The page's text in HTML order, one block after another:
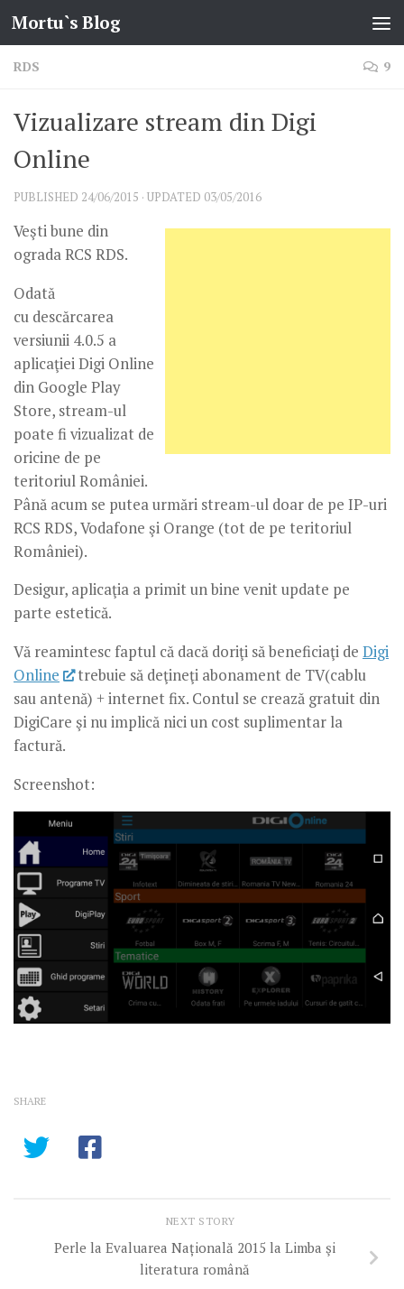
Skip to content
Mortu`s Blog
RDS 9
Vizualizare stream din Digi
Online
PUBLISHED 24/06/2015 · UPDATED 03/05/2016
Veşti bune din
ograda RCS RDS.
Odată
cu descărcarea
versiunii 4.0.5 a
aplicaţiei Digi Online
din Google Play
Store, stream-ul
poate fi vizualizat de
oricine de pe
teritoriul României.
Până acum se putea urmări stream-ul doar de pe IP-uri
RCS RDS, Vodafone şi Orange (tot de pe teritoriul
României).
Desigur, aplicaţia a primit un bine venit update pe
parte estetică.
Vă reamintesc faptul că dacă doriţi să beneficiaţi de Digi
Online
trebuie să deţineţi abonament de TV(cablu
sau antenă) + internet fix. Contul se crează gratuit din
DigiCare şi nu implică nici un cost suplimentar la
factură.
Screenshot:
SHARE
NEXT STORY
Perle la Evaluarea Națională 2015 la Limba şi
literatura română